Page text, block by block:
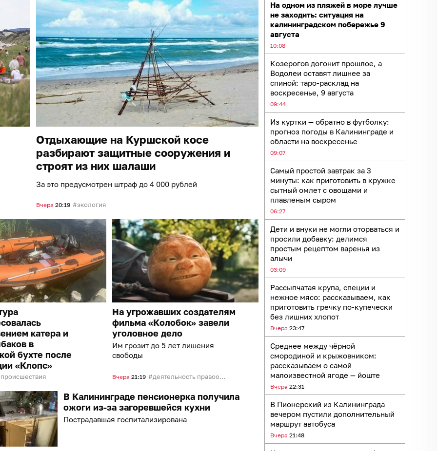
На одном из пляжей в море лучше
не заходить: ситуация на
калининградском побережье 9
августа
10:08
Козерогов догонит прошлое, а
Водолеи оставят лишнее за
спиной: таро-расклад на
воскресенье, 9 августа
09:44
Из куртки — обратно в футболку:
прогноз погоды в Калининграде и
области на воскресенье
09:07
Самый простой завтрак за 3
минуты: как приготовить в кружке
сытный омлет с овощами и
плавленым сыром
06:27
Дети и внуки не могли оторваться и
просили добавку: делимся
простым рецептом варенья из
алычи
03:09
Рассыпчатая крупа, специи и
нежное мясо: рассказываем, как
приготовить гречку по-купечески
без лишних хлопот
Вчера 23:47
Среднее между чёрной
смородиной и крыжовником:
рассказываем о самой
малоизвестной ягоде — йоште
Вчера 22:31
В Пионерский из Калининграда
вечером пустили дополнительный
маршрут автобуса
Вчера 21:48
Отдыхающие на Куршской косе
разбирают защитные сооружения и
строят из них шалаши
За это предусмотрен штраф до 4 000 рублей
Вчера 20:19 экология
катера и
в
бухте после
«Клопс»
происшествия
На угрожавших создателям
фильма «Колобок» завели
уголовное дело
Им грозит до 5 лет лишения
свободы
Вчера 21:19 деятельность правоохранительных органов
В Калининграде пенсионерка получила
ожоги из-за загоревшейся кухни
Пострадавшая госпитализирована